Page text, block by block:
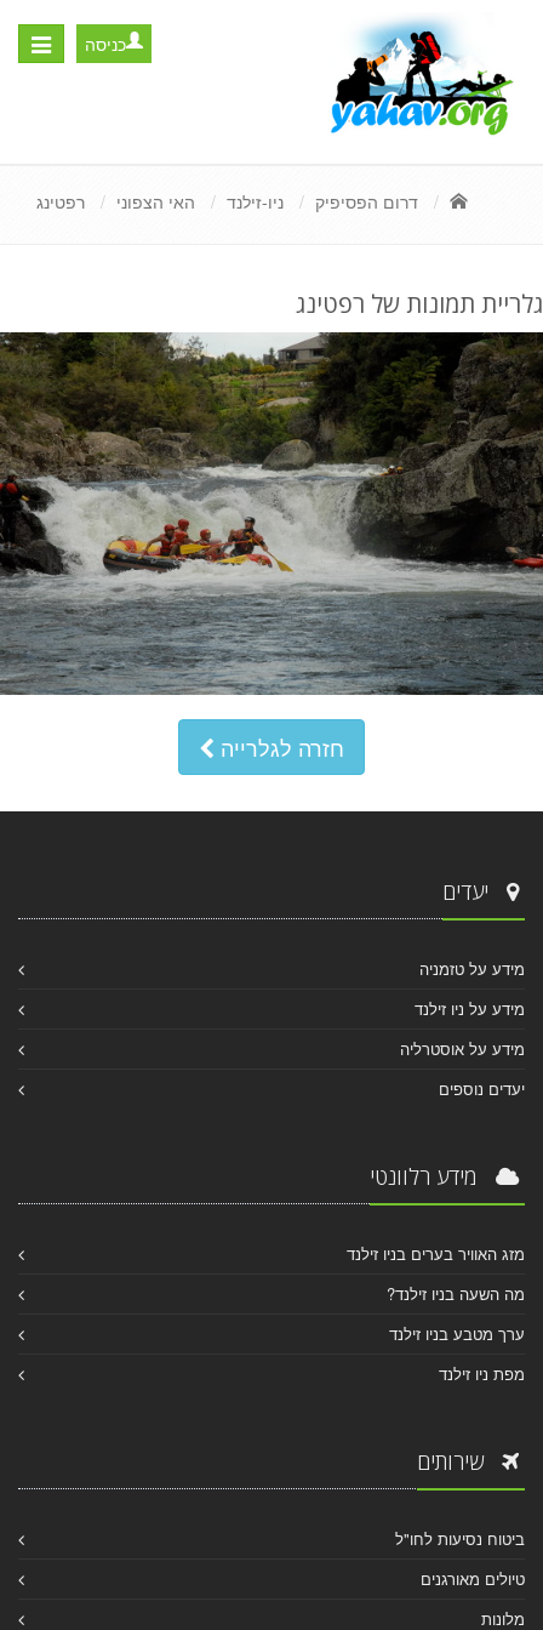
Toggle
כניסה
דרום הפסיפיק ניו-זילנד האי הצפוני רפטינג
גלריית תמונות של רפטינג
חזרה לגלרייה
יעדים
מידע על טזמניה
מידע על ניו זילנד
מידע על אוסטרליה
יעדים נוספים
מידע רלוונטי
מזג האוויר בערים בניו זילנד
מה השעה בניו זילנד?
ערך מטבע בניו זילנד
מפת ניו זילנד
שירותים
ביטוח נסיעות לחו"ל
טיולים מאורגנים
מלונות